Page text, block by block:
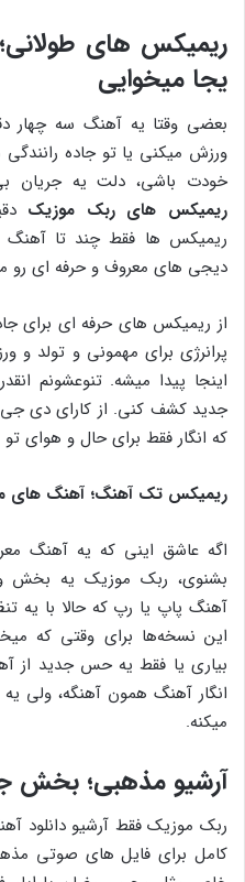
ریمیکس‌ های
یجا میخوایی
بعضی وقتا یه آهنگ سه چهار
ورزش میکنی یا تو جاده
خودت باشی، دلت یه جریان
ریمیکس‌ های ربک موزیک
ریمیکس ‌ها فقط چند تا
دیجی های معروف و حرفه ای رو
از ریمیکس های حرفه ای برای
پرانرژی برای مهمونی و تولد و
اینجا پیدا میشه. تنوعشونم
جدید کشف کنی. از کارای دی‌ جی
که انگار فقط برای حال و هوای
ریمیکس تک ‌آهنگ؛ آهنگ ‌های
اگه عاشق اینی که یه آهنگ
بشنوی، ربک موزیک یه بخش
آهنگ پاپ یا رپ که حالا با یه
این نسخه‌ها برای وقتی که
بیاری یا فقط یه حس جدید از
انگار آهنگ همون آهنگه، ولی
میکنه.
آرشیو مذهبی؛ بخش
ربک موزیک فقط آرشیو
کامل برای فایل های صوتی